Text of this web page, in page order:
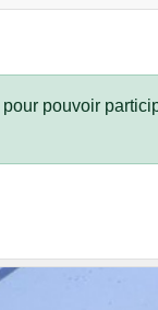
pour pouvoir